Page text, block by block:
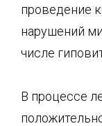
проведение
нарушений
числе
В процессе